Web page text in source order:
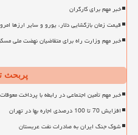
خبر مهم برای کارگران
قیمت زمان بازگشایی دلار، یورو و سایر ارزها امروز ۲۱ تیرماه
خبر مهم وزارت راه برای متقاضیان نهضت ملی
پربحث
خبر مهم تأمین اجتماعی در رابطه با پرداخت
افزایش 70 تا 100 درصدی اجاره بها در تهران
شوک جنگ ایران به صادرات نفت عربستان